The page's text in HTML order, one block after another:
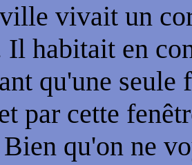
vivait un
habitait en
qu'une seule
par cette
Bien qu'on ne